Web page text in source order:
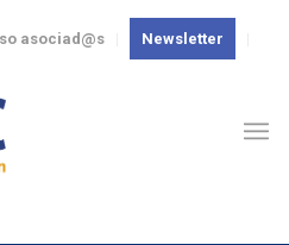
Newsletter
asociad@s